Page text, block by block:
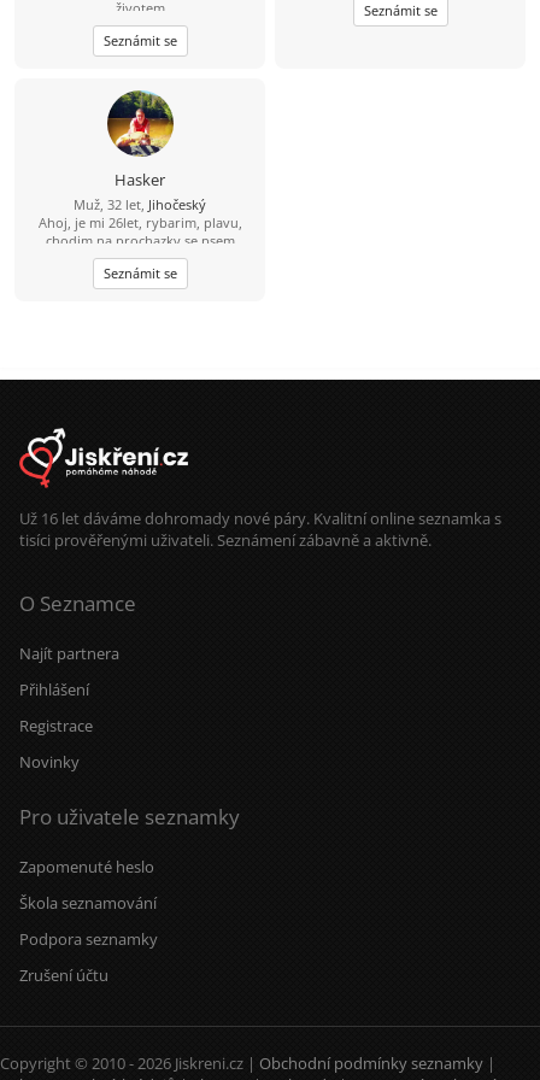
životem
Seznámit se
Seznámit se
Hasker
Muž, 32 let, Jihočeský
Ahoj, je mi 26let, rybarim, plavu,
chodim na prochazky se psem
Seznámit se
Už 16 let dáváme dohromady nové páry. Kvalitní online seznamka s
tisíci prověřenými uživateli. Seznámení zábavně a aktivně.
O Seznamce
Najít partnera
Přihlášení
Registrace
Novinky
Pro uživatele seznamky
Zapomenuté heslo
Škola seznamování
Podpora seznamky
Zrušení účtu
Copyright © 2010 - 2026 Jiskreni.cz | Obchodní podmínky seznamky |